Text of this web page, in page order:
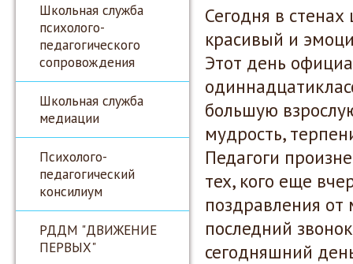
Школьная служба
психолого-
педагогического
сопровождения
Школьная служба
медиации
Психолого-
педагогический
консилиум
РДДМ "ДВИЖЕНИЕ
ПЕРВЫХ"
Сегодня в
красивый и
Этот день
большую
мудрость,
Педагоги
тех, кого еще
поздравления
последний
сегодняшний